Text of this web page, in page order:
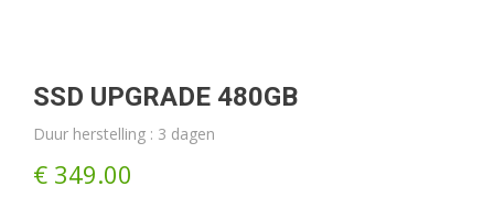
SSD UPGRADE 480GB
Duur herstelling : 3 dagen
€ 349.00